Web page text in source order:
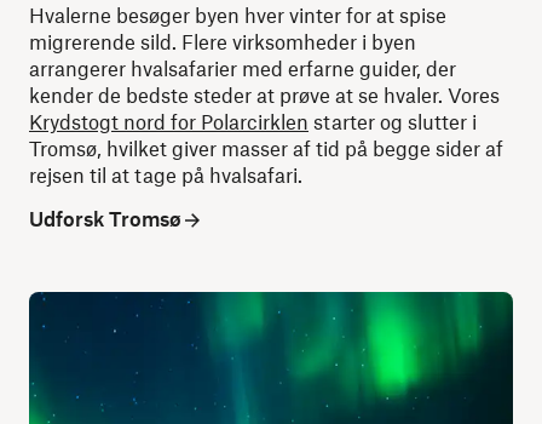
Hvalerne besøger byen hver vinter for at spise
migrerende sild. Flere virksomheder i byen
arrangerer hvalsafarier med erfarne guider, der
kender de bedste steder at prøve at se hvaler. Vores
Krydstogt nord for Polarcirklen starter og slutter i
Tromsø, hvilket giver masser af tid på begge sider af
rejsen til at tage på hvalsafari.
Udforsk Tromsø